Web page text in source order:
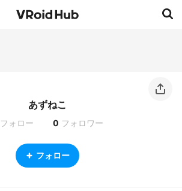
あずねこ
フォロー 0 フォロワー
フォロー